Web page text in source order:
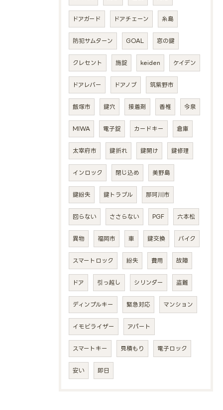
ドアガード ドアチェーン 糸島
防犯サムターン GOAL 窓の鍵
クレセント 施錠 keiden ケイデン
ドアレバー ドアノブ 筑紫野市
飯塚市 鍵穴 接着剤 香椎 今泉
MIWA 電子錠 カードキー 倉庫
太宰府市 鍵折れ 鍵開け 鍵修理
インロック 閉じ込め 美野島
鍵紛失 鍵トラブル 那珂川市
回らない ささらない PGF 六本松
異物 福岡市 車 鍵交換 バイク
スマートロック 紛失 費用 故障
ドア 引っ越し シリンダー 盗難
ディンプルキー 緊急対応 マンション
イモビライザー アパート
スマートキー 見積もり 電子ロック
安い 即日